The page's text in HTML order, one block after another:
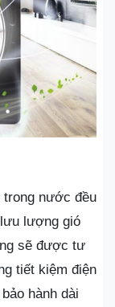
trong nước đều
lượng gió
sẽ được tư
tiết kiệm điện
hành dài